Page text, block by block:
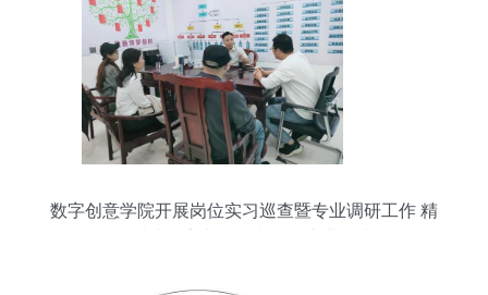
数字创意学院开展岗位实习巡查暨专业调研工作 精